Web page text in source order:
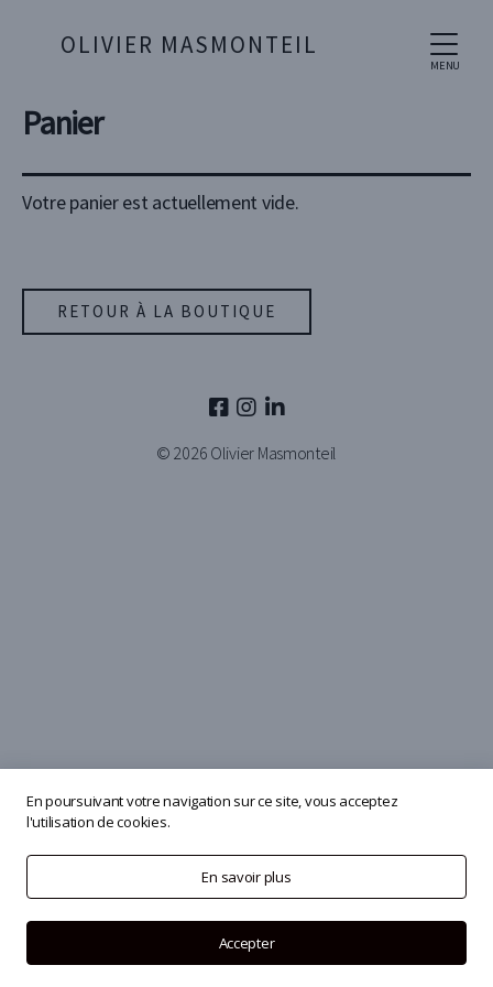
MENU
OLIVIER MASMONTEIL
Panier
Votre panier est actuellement vide.
RETOUR À LA BOUTIQUE
© 2026 Olivier Masmonteil
En poursuivant votre navigation sur ce site, vous acceptez
l'utilisation de cookies.
En savoir plus
Accepter